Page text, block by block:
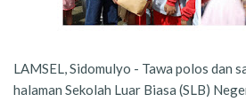
LAMSEL, Sidomulyo - Tawa polos dan
halaman Sekolah Luar Biasa (SLB)